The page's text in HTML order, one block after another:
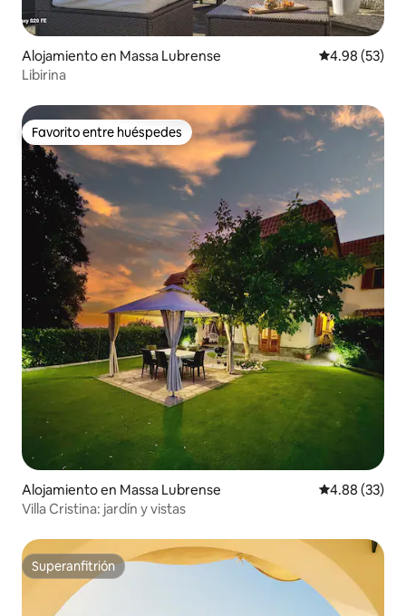
Alojamiento en Massa Lubrense Calificación
4.98 (53)
Libirina
Favorito entre huéspedes
Favorito entre huéspedes
Alojamiento en Massa Lubrense Calificación
4.88 (33)
Villa Cristina: jardín y vistas
Superanfitrión
Superanfitrión